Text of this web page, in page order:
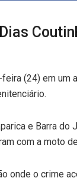
(24) em
e Barra
com a moto
onde o crime